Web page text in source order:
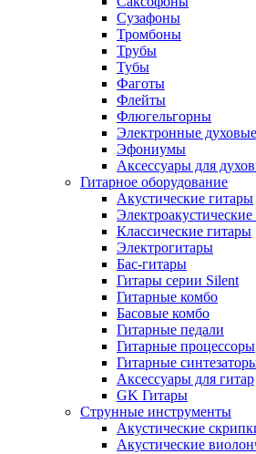
Сузафоны
Тромбоны
Трубы
Тубы
Фаготы
Флейты
Флюгельгорны
Электронные
Эфониумы
Аксессуары для
Гитарное оборудование
Акустические гитары
Классические гитары
Электрогитары
Бас-гитары
Гитары серии Silent
Гитарные комбо
Басовые комбо
Гитарные педали
Гитарные процессоры
Гитарные
Аксессуары для гитар
GK Гитары
Струнные инструменты
Акустические
Акустические